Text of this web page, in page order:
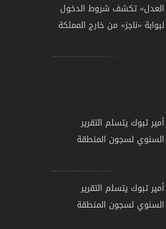
العدل» تكشف شروط الدخول
لبوابة «ناجز» من خارج المملكة
أمير تبوك يتسلم التقرير
السنوي لسجون المنطقة
أمير تبوك يتسلم التقرير
السنوي لسجون المنطقة